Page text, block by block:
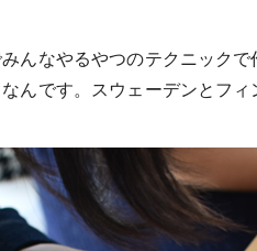
んなやるやつのテクニックで
んです。スウェーデンとフ